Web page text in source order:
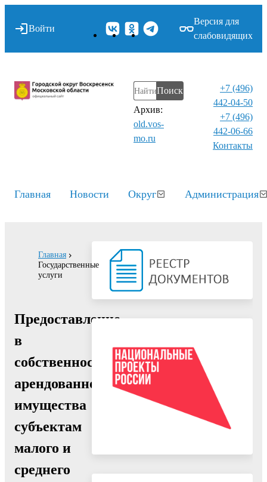
Войти
Версия для
слабовидящих
Поиск
Архив:
old.vos-
mo.ru
+7 (496)
442-04-50
+7 (496)
442-06-66
Контакты⁠
Главная Новости Округ Администрация
Главная
Государственные
услуги
Предоставление
в
собственность
арендованного
имущества
субъектам
малого и
среднего